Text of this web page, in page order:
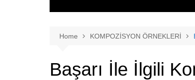
Home KOMPOZİSYON ÖRNEKLERİ
Başarı İle İlgili